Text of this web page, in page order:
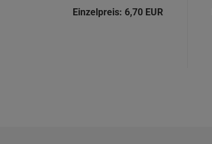
Einzelpreis: 6,70 EUR